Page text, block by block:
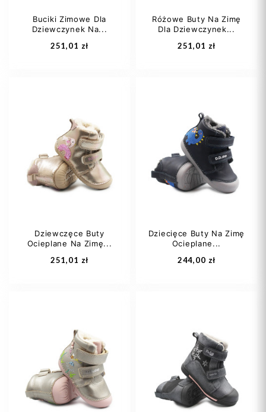
Dodaj do koszyka Dodaj do koszyka
Buciki Zimowe Dla
Dziewczynek Na...
251,01 zł
20 22 25
Dodaj do koszyka
Różowe Buty Na Zimę
Dla Dziewczynek...
251,01 zł
23
Dodaj do koszyka
Dziewczęce Buty
Ocieplane Na Zimę...
251,01 zł
23
24
25
Dziecięce Buty Na Zimę
Ocieplane...
244,00 zł
20 22